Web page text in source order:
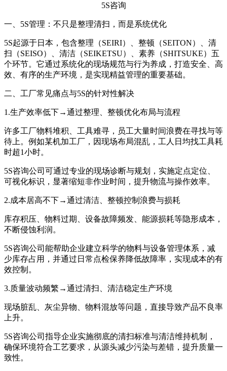
5S咨询
一、5S管理：不只是整理清扫，而是系统优化
5S起源于日本，包含整理（SEIRI）、整顿（SEITON）、清
扫（SEISO）、清洁（SEIKETSU）、素养（SHITSUKE）五
个环节。它通过系统化的现场规范与行为养成，打造安全、高
效、有序的生产环境，是实现精益管理的重要基础。
二、工厂常见痛点与5S的针对性解决
1.生产效率低下→通过整理、整顿优化布局与流程
许多工厂物料堆积、工具难寻，员工大量时间浪费在寻找与等
待上。例如某机加工厂，因现场布局混乱，工人日均找工具耗
时超1小时。
5S咨询公司​可通过专业的现场诊断与规划，实施定点定位、
可视化标识，显著缩短非作业时间，提升物流与操作效率。
2.成本居高不下→通过清洁、整顿控制浪费与损耗
库存积压、物料过期、设备故障频发、能源损耗等隐形成本，
不断侵蚀利润。
5S咨询公司​能帮助企业建立科学的物料与设备管理体系，减
少库存占用，并通过日常点检保养降低故障率，实现成本的有
效控制。
3.质量波动频繁→通过清扫、清洁稳定生产环境
现场脏乱、灰尘异物、物料混放等问题，直接导致产品不良率
上升。
5S咨询公司​指导企业实施彻底的清扫标准与清洁维持机制，
确保环境符合工艺要求，从源头减少污染与差错，提升质量一
致性。